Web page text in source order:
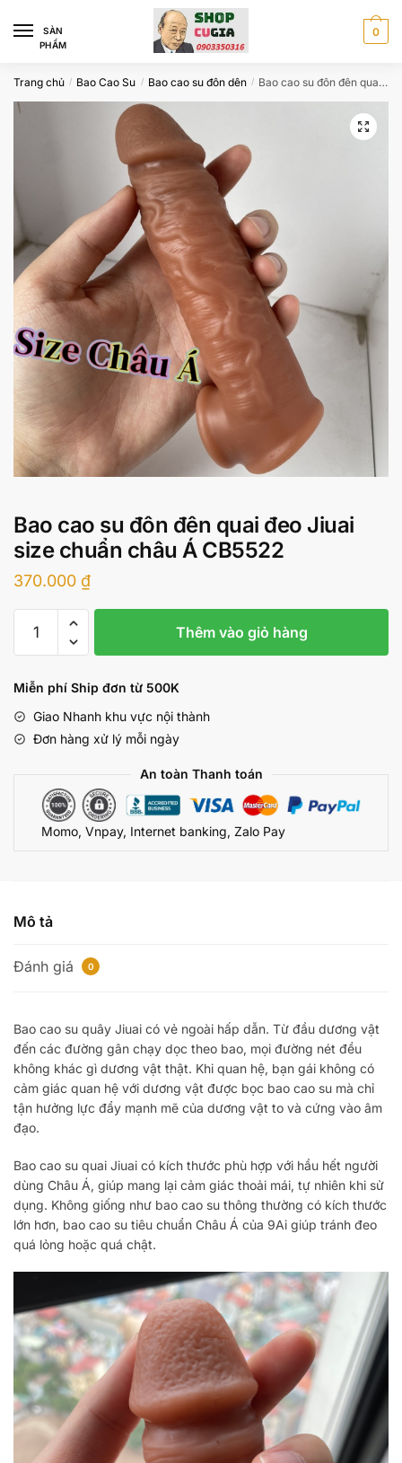
navigation
content
SÀN
PHẨM
0
Trang chủ / Bao Cao Su / Bao cao su đôn dên / Bao cao su đôn đên quai đeo Jiuai size chuẩn châu Á CB5522
Bao cao su đôn đên quai đeo Jiuai
size chuẩn châu Á CB5522
370.000 ₫
đôn
quai
đeo
chuẩn
châu
lượng
Thêm vào giỏ hàng
Miễn phí Ship đơn từ 500K
Giao Nhanh khu vực nội thành
Đơn hàng xử lý mỗi ngày
An toàn Thanh toán
Momo, Vnpay, Internet banking, Zalo Pay
Mô tả
Đánh giá 0
Bao cao su quây Jiuai có vẻ ngoài hấp dẫn. Từ đầu dương vật
đến các đường gân chạy dọc theo bao, mọi đường nét đều
không khác gì dương vật thật. Khi quan hệ, bạn gái không có
cảm giác quan hệ với dương vật được bọc bao cao su mà chỉ
tận hưởng lực đẩy mạnh mẽ của dương vật to và cứng vào âm
đạo.
Bao cao su quai Jiuai có kích thước phù hợp với hầu hết người
dùng Châu Á, giúp mang lại cảm giác thoải mái, tự nhiên khi sử
dụng. Không giống như bao cao su thông thường có kích thước
lớn hơn, bao cao su tiêu chuẩn Châu Á của 9Ai giúp tránh đeo
quá lỏng hoặc quá chật.